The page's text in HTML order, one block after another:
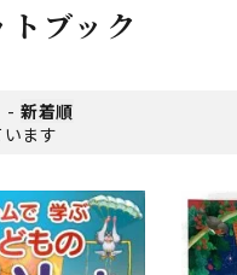
ブック
- 新着順
ます